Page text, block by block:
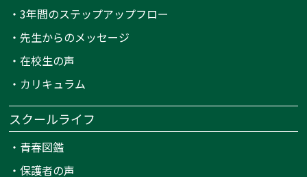
・3年間のステップアップフロー
・先生からのメッセージ
・在校生の声
・ カリキュラム
スクールライフ
・ 青春図鑑
・保護者の声